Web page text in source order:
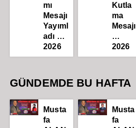
mı
Mesajı
Yayıml
adı …
2026
Kutla
ma
Mesajı
…
2026
GÜNDEMDE BU HAFTA
Musta
fa
Musta
fa